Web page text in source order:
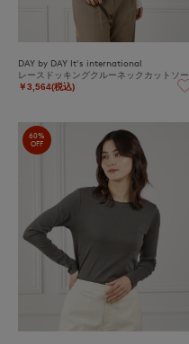
DAY by DAY It's international
レースドッキングクルーネックカットソー
￥3,564(税込)
60%
OFF